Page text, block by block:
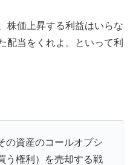
株価上昇する利益はいらな
配当をくれよ。といって利
の資産のコールオプシ
う権利）を売却する戦